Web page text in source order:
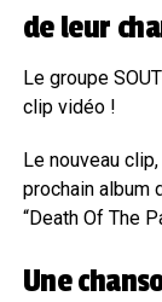
de leur
Le groupe
clip vidéo !
Le nouveau
prochain album
“Death Of The
Une